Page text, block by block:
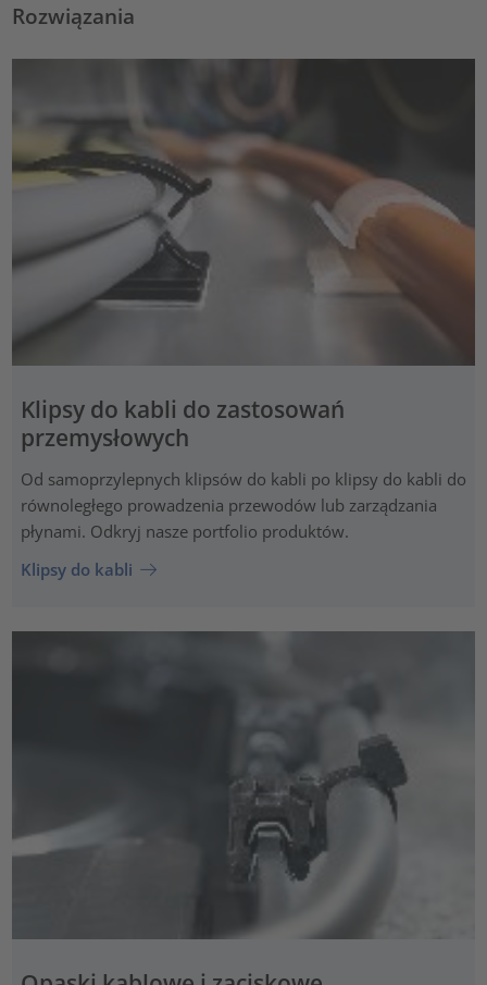
Rozwiązania
Klipsy do kabli do zastosowań
przemysłowych
Od samoprzylepnych klipsów do kabli po klipsy do kabli do
równoległego prowadzenia przewodów lub zarządzania
płynami. Odkryj nasze portfolio produktów.
Klipsy do kabli